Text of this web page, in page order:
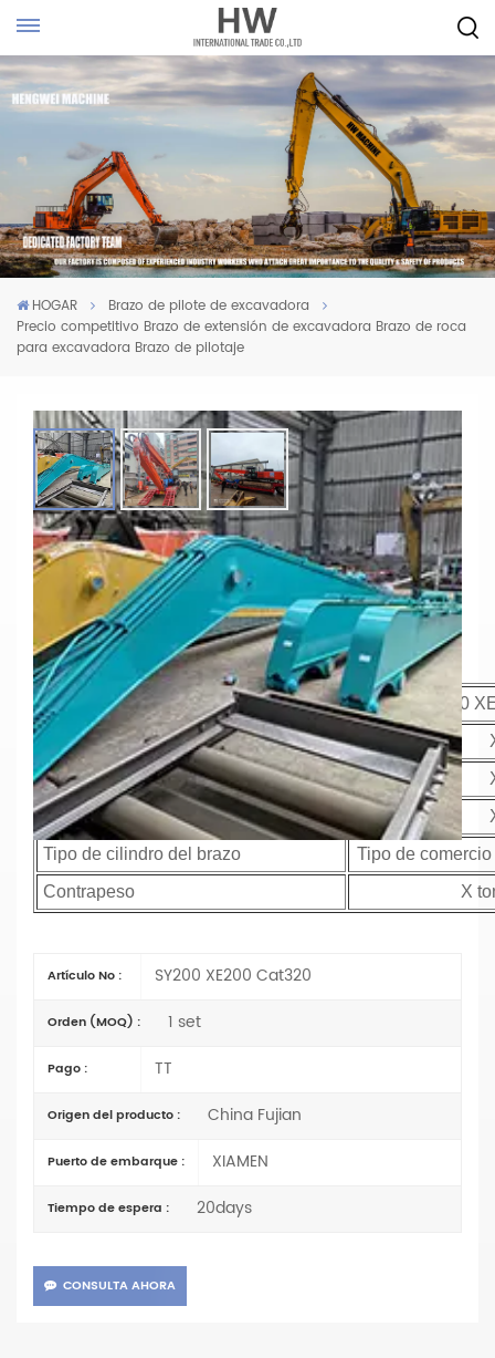
HOGAR
Brazo de pilote de excavadora
Precio competitivo Brazo de extensión de excavadora Brazo de roca
para excavadora Brazo de pilotaje
Precio Competitivo Brazo De Extensión
De Excavadora Brazo De Roca Para
Excavadora Brazo De Pilotaje
Materiales:Q355B
Parámetros principales
Modelo
SY200
Longitud de la pluma
longitud del brazo
brazo de martillo
Tipo de cilindro del brazo
Tipo de
Contrapeso
X
Artículo No : SY200 XE200 Cat320
Orden (MOQ) : 1 set
Pago : TT
Origen del producto : China Fujian
Puerto de embarque : XIAMEN
Tiempo de espera : 20days
CONSULTA AHORA